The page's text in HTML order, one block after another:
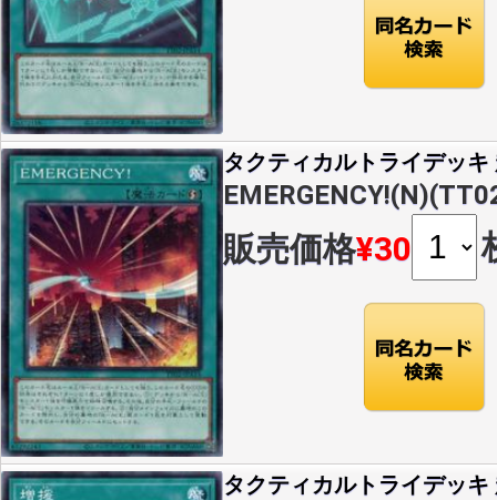
タクティカルトライデッキ
販売価格¥30
タクティカルトライデッキ